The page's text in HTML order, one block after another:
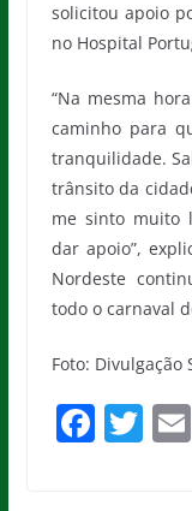
solicitou apoio
no Hospital
“Na mesma
caminho para
tranquilidade.
trânsito da
me sinto muito
dar apoio”,
Nordeste
todo o carnaval
Foto: Divulgação
F T